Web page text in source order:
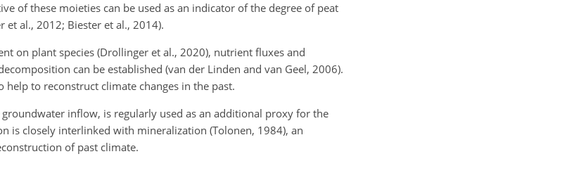
of these moieties can be used as an indicator of the degree of peat
al., 2012; Biester et al., 2014).
on plant species (Drollinger et al., 2020), nutrient fluxes and
can be established (van der Linden and van Geel, 2006).
to reconstruct climate changes in the past.
inflow, is regularly used as an additional proxy for the
is closely interlinked with mineralization (Tolonen, 1984), an
of past climate.